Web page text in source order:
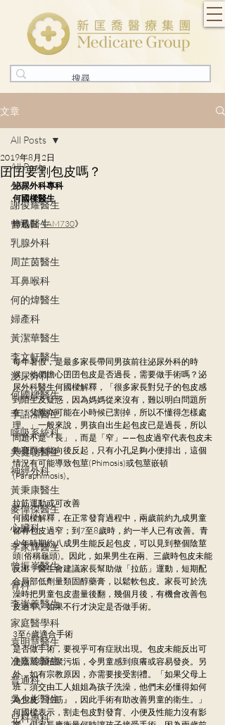
文章
All Posts
外科
謝俊耀醫生
曾迅醫生
乳腺外科
周芷茵醫生
耳鼻喉科
何的煒醫生
婦產科
黃潔華醫生
李文軒醫生
泌尿外科
何國樑醫生
李語潔醫生
呼吸系統科
吳健聰醫生
神經外科
黃秉康醫生
麥偉傑醫生
心臟科
李家輝醫生
曾振峯醫生
骨科
李崇義醫生
家庭醫學科
袁明慧醫生
冼嘉玲醫生
普通科
吳少彬醫生
兒科專科
All Posts
囝囝要割包皮嗎？
2019年8月2日
泌尿外科專科
何國樑醫生
轉載自《AM730》
每年暑假，是最多家長帶同男孩前往泌尿外科的時
候，他們擔心囝囝包皮是否過長，需要做手術嗎？泌
尿外科醫生何國樑解釋，「很多家長對兒子的包皮感
到陌生及疑惑，因為媽媽從來沒有，難以明白問題所
在；父親亦可能在小時候已割掉，所以不懂得怎樣處
理。」一般來說，男孩自出生起包皮已是過長，所以
問題不是「長」，而是「窄」——包皮過窄代表包皮未
夠寬而未能向後反起，只有小孔足夠小便排出，這個
情況有可能導致包莖(Phimosis)或包莖嵌頓
(Paraphimosis)。
拉筋運動或可改善
何國樑解釋，在正常發育過程中，兩歲前約九成男童
都有包皮過窄；到7至8歲時，約一半人已有改善。青
少年時期約八成男生能反起包皮，可以見到整個陰莖
頭(俗稱龜頭)。因此，如果男生在兩、三歲時包皮未能
反出，醫生會建議家長幫助做「拉筋」運動，短期配
合局部低劑量類固醇藥膏，以鬆軟包皮。家長可於洗
澡時把男童包皮盡量後翻，幾個月後，有機會改善包
皮過窄。如果不行才決定是否做手術。
3至6歲適合手術
是否做手術，要視乎可有症狀出現。包皮未能反出可
使陰莖頭積聚污垢，令男童感到痕癢或容易發炎。另
外，如有宗教原因，亦需要接受割禮。「如果父母上
班，須交由工人姐姐為孩子洗澡，他們未必懂得如何
為包皮『拉筋』，因此手術有助改善男童的衛生。」
何國樑表示，割走包皮對發育、小便及性能力沒有影